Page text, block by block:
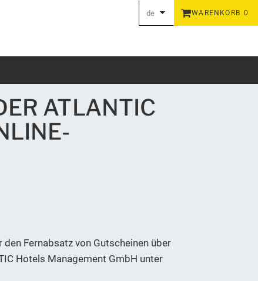
de WARENKORB 0
ATLANTIC
Fernabsatz von Gutscheinen über
Hotels Management GmbH unter